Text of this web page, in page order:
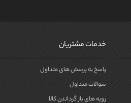
خدمات مشتریان
پاسخ به پرسش های متداول
سوالات متداول
رویه های باز گرداندن کالا